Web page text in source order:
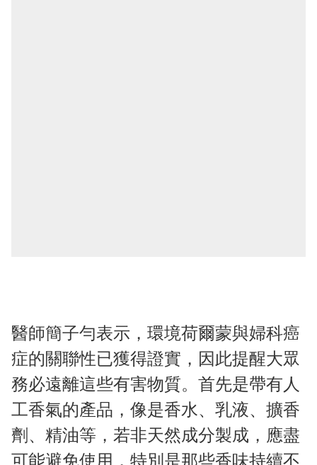
醫師簡子勻表示，環境荷爾蒙與婦科癌
症的關聯性已獲得證實，因此提醒大眾
務必遠離這些有害物質。首先是帶有人
工香氣的產品，像是香水、乳液、擴香
劑、精油等，若非天然成分製成，應盡
可能避免使用，特別是那些香味持續不